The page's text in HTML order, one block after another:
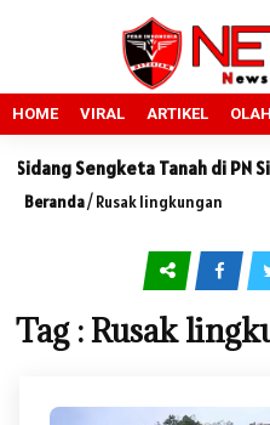
HOME VIRAL ARTIKEL
Sengketa Tanah di PN
Beranda/Rusak lingkungan
Tag : Rusak